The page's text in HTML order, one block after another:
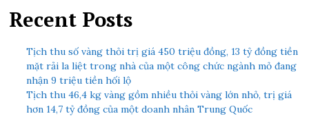
Recent Posts
Tịch thu số vàng thỏi trị giá 450 triệu đồng, 13 tỷ đồng tiền
mặt rải la liệt trong nhà của một công chức ngành mỏ đang
nhận 9 triệu tiền hối lộ
Tịch thu 46,4 kg vàng gồm nhiều thỏi vàng lớn nhỏ, trị giá
hơn 14,7 tỷ đồng của một doanh nhân Trung Quốc